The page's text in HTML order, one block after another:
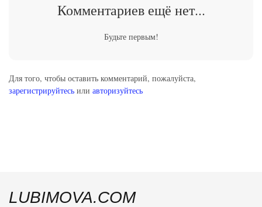
Комментариев ещё нет...
Будьте первым!
Для того, чтобы оставить комментарий, пожалуйста,
зарегистрируйтесь или авторизуйтесь
LUBIMOVA.COM